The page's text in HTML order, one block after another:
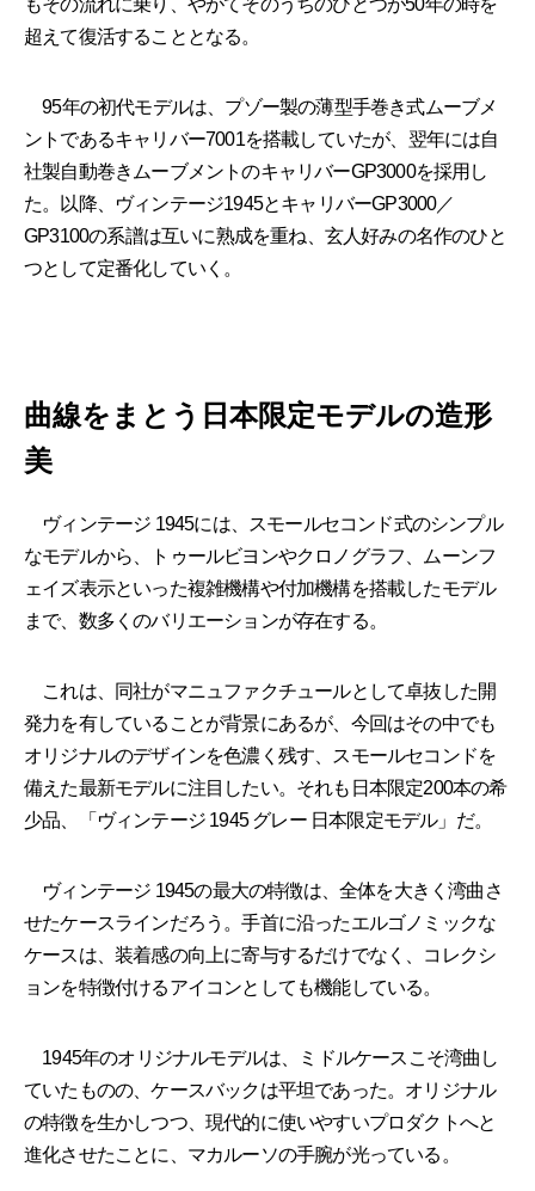
もその流れに乗り、やがてそのうちのひとつが50年の時を
超えて復活することとなる。
95年の初代モデルは、プゾー製の薄型手巻き式ムーブメ
ントであるキャリバー7001を搭載していたが、翌年には自
社製自動巻きムーブメントのキャリバーGP3000を採用し
た。以降、ヴィンテージ1945とキャリバーGP3000／
GP3100の系譜は互いに熟成を重ね、玄人好みの名作のひと
つとして定番化していく。
曲線をまとう日本限定モデルの造形
美
ヴィンテージ 1945には、スモールセコンド式のシンプル
なモデルから、トゥールビヨンやクロノグラフ、ムーンフ
ェイズ表示といった複雑機構や付加機構を搭載したモデル
まで、数多くのバリエーションが存在する。
これは、同社がマニュファクチュールとして卓抜した開
発力を有していることが背景にあるが、今回はその中でも
オリジナルのデザインを色濃く残す、スモールセコンドを
備えた最新モデルに注目したい。それも日本限定200本の希
少品、「ヴィンテージ 1945 グレー 日本限定モデル」だ。
ヴィンテージ 1945の最大の特徴は、全体を大きく湾曲さ
せたケースラインだろう。手首に沿ったエルゴノミックな
ケースは、装着感の向上に寄与するだけでなく、コレクシ
ョンを特徴付けるアイコンとしても機能している。
1945年のオリジナルモデルは、ミドルケースこそ湾曲し
ていたものの、ケースバックは平坦であった。オリジナル
の特徴を生かしつつ、現代的に使いやすいプロダクトへと
進化させたことに、マカルーソの手腕が光っている。